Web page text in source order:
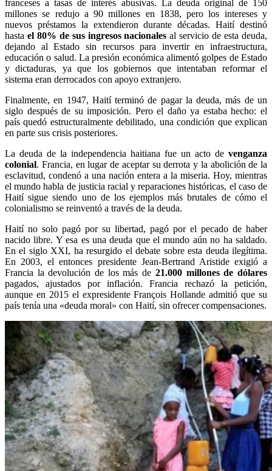
franceses a tasas de interés abusivas. La deuda original de 150
millones se redujo a 90 millones en 1838, pero los intereses y
nuevos préstamos la extendieron durante décadas. Haití destinó
hasta el 80% de sus ingresos nacionales al servicio de esta deuda,
dejando al Estado sin recursos para invertir en infraestructura,
educación o salud. La presión económica alimentó golpes de Estado
y dictaduras, ya que los gobiernos que intentaban reformar el
sistema eran derrocados con apoyo extranjero.
Finalmente, en 1947, Haití terminó de pagar la deuda, más de un
siglo después de su imposición. Pero el daño ya estaba hecho: el
país quedó estructuralmente debilitado, una condición que explican
en parte sus crisis posteriores.
La deuda de la independencia haitiana fue un acto de venganza
colonial. Francia, en lugar de aceptar su derrota y la abolición de la
esclavitud, condenó a una nación entera a la miseria. Hoy, mientras
el mundo habla de justicia racial y reparaciones históricas, el caso de
Haití sigue siendo uno de los ejemplos más brutales de cómo el
colonialismo se reinventó a través de la deuda.
Haití no solo pagó por su libertad, pagó por el pecado de haber
nacido libre. Y esa es una deuda que el mundo aún no ha saldado.
En el siglo XXI, ha resurgido el debate sobre esta deuda ilegítima.
En 2003, el entonces presidente Jean-Bertrand Aristide exigió a
Francia la devolución de los más de 21.000 millones de dólares
pagados, ajustados por inflación. Francia rechazó la petición,
aunque en 2015 el expresidente François Hollande admitió que su
país tenía una «deuda moral» con Haití, sin ofrecer compensaciones.